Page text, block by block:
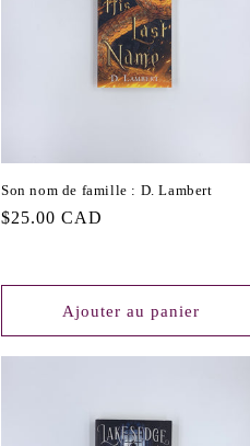
Son nom de famille : D. Lambert
Prix
$25.00 CAD
Ajouter au panier